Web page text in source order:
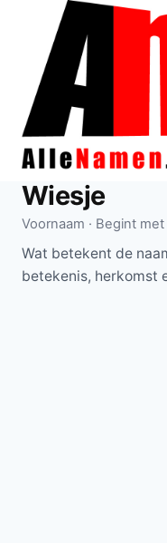
Doorgaan
inhoud
Wiesje
Voornaam · Begint
Wat betekent de
betekenis, herkomst